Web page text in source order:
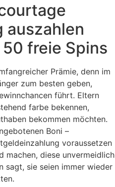
auszahlen
freie Spins
Prämie, denn im
zum besten geben,
führt. Eltern
farbe bekennen,
bekommen möchten.
Boni –
voraussetzen
machen, diese unvermeidlich
sagt, sie seien immer wieder